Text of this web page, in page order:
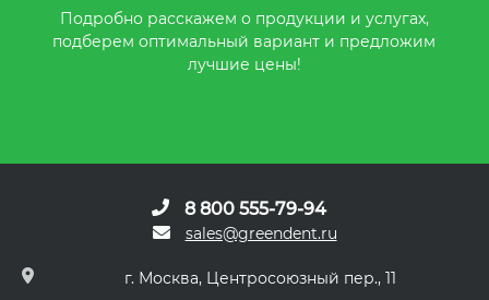
Подробно расскажем о продукции и услугах,
подберем оптимальный вариант и предложим
лучшие цены!
8 800 555-79-94
sales@greendent.ru
г. Москва, Центросоюзный пер., 11